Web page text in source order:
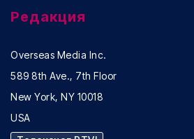
Редакция
Overseas Media Inc.
589 8th Ave., 7th Floor
New York, NY 10018
USA